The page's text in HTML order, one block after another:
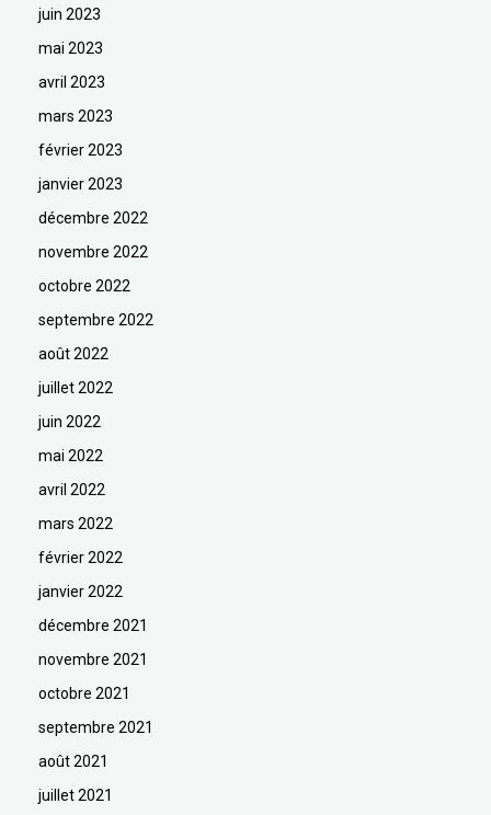
juin 2023
mai 2023
avril 2023
mars 2023
février 2023
janvier 2023
décembre 2022
novembre 2022
octobre 2022
septembre 2022
août 2022
juillet 2022
juin 2022
mai 2022
avril 2022
mars 2022
février 2022
janvier 2022
décembre 2021
novembre 2021
octobre 2021
septembre 2021
août 2021
juillet 2021